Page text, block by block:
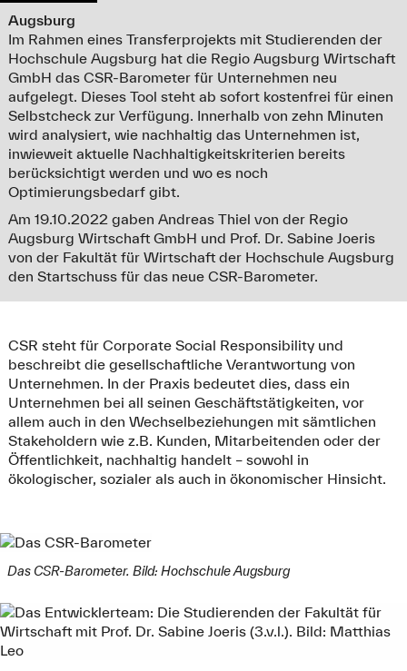
Augsburg
Im Rahmen eines Transferprojekts mit Studierenden der
Hochschule Augsburg hat die Regio Augsburg Wirtschaft
GmbH das CSR-Barometer für Unternehmen neu
aufgelegt. Dieses Tool steht ab sofort kostenfrei für einen
Selbstcheck zur Verfügung. Innerhalb von zehn Minuten
wird analysiert, wie nachhaltig das Unternehmen ist,
inwieweit aktuelle Nachhaltigkeitskriterien bereits
berücksichtigt werden und wo es noch
Optimierungsbedarf gibt.
Am 19.10.2022 gaben Andreas Thiel von der Regio
Augsburg Wirtschaft GmbH und Prof. Dr. Sabine Joeris
von der Fakultät für Wirtschaft der Hochschule Augsburg
den Startschuss für das neue CSR-Barometer.
CSR steht für Corporate Social Responsibility und
beschreibt die gesellschaftliche Verantwortung von
Unternehmen. In der Praxis bedeutet dies, dass ein
Unternehmen bei all seinen Geschäftstätigkeiten, vor
allem auch in den Wechselbeziehungen mit sämtlichen
Stakeholdern wie z.B. Kunden, Mitarbeitenden oder der
Öffentlichkeit, nachhaltig handelt – sowohl in
ökologischer, sozialer als auch in ökonomischer Hinsicht.
Das CSR-Barometer. Bild: Hochschule Augsburg